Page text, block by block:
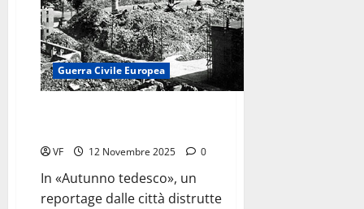
Guerra Civile Europea
VF 12 Novembre 2025 0
In «Autunno tedesco», un
reportage dalle città distrutte